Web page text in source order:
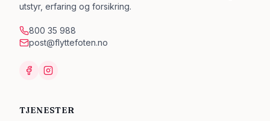
utstyr, erfaring og forsikring.
800 35 988
post@flyttefoten.no
TJENESTER